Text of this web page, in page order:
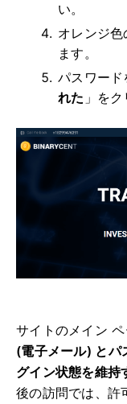
い。
オレンジ
ます。
パスワー
れた 」を
サイトのメイン ペ
(電子メール) とパ
グイン状態を維持
後の訪問では、